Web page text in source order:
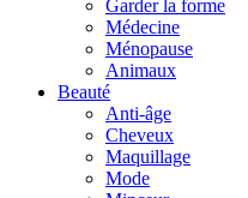
Garder la forme
Médecine
Ménopause
Animaux
Beauté
Anti-âge
Cheveux
Maquillage
Mode